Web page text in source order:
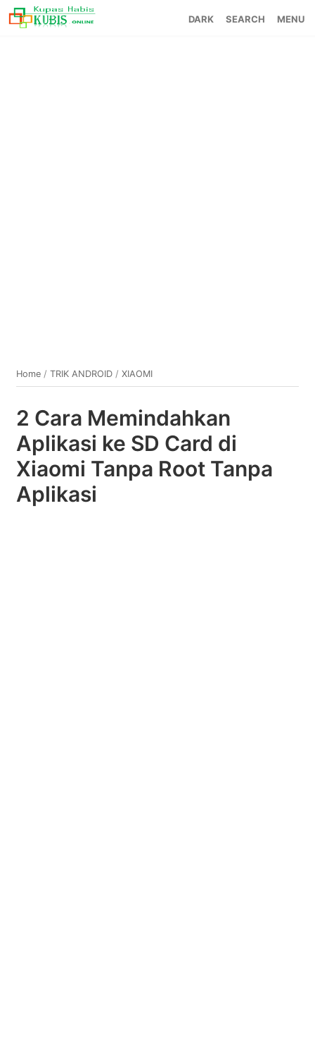
SEARCH MENU
Home /TRIK ANDROID /XIAOMI
2 Cara Memindahkan
Aplikasi ke SD Card di
Xiaomi Tanpa Root Tanpa
Aplikasi